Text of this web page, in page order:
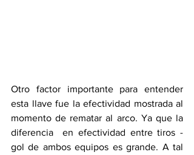
Otro factor importante para entender
esta llave fue la efectividad mostrada al
momento de rematar al arco. Ya que la
diferencia  en efectividad entre tiros -
gol de ambos equipos es grande. A tal